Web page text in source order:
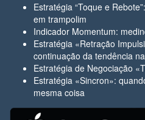
Estratégia “Toque e
em trampolim
Indicador Momentum:
Estratégia «Retração
continuação da tendência
Estratégia de Negociação
Estratégia «Sincron»:
mesma coisa